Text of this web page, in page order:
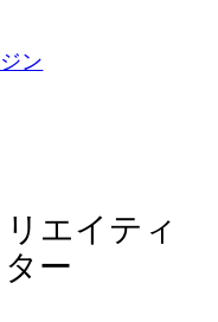
ン
エイティ
ー